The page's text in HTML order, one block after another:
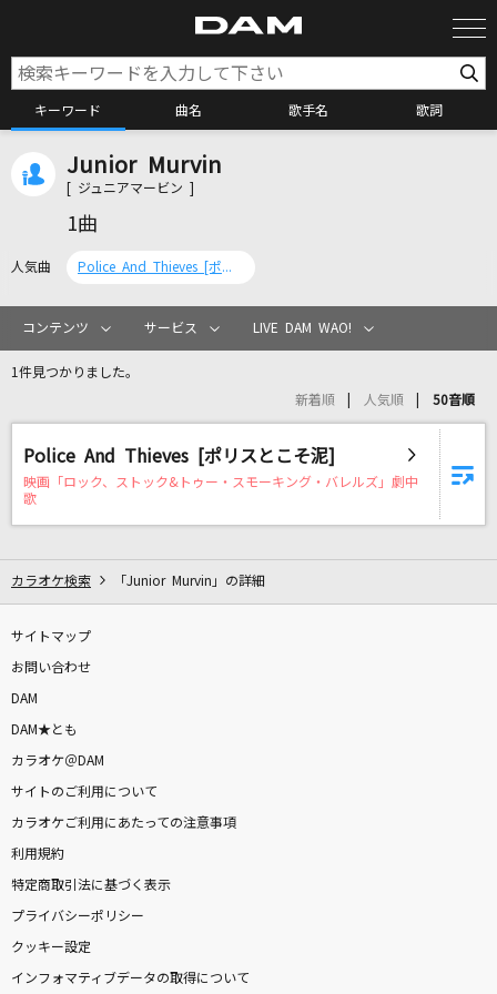
キーワード 曲名 歌手名 歌詞
カラオケ検索
カラオケリクエスト
リアルタイムで歌われている曲の一覧
桜
ワールドイズマイン
Lost love song
Hilcrhyme(ヒルクライム)
[生音]Tomorrow never knows
Mr.Children
vivi
[生音]歌うたいのバラッド
斉藤和義
Junior Murvin
[ ジュニアマービン ]
1曲
人気曲 Police And Thieves [ポリスとこそ泥]
コンテンツ サービス LIVE DAM WAO!
1件見つかりました。
新着順 人気順 50音順
Police And Thieves [ポリスとこそ泥]
映画「ロック、ストック&トゥー・スモーキング・バレルズ」劇中
歌
カラオケ検索 「Junior Murvin」の詳細
サイトマップ
お問い合わせ
DAM
DAM★とも
カラオケ＠DAM
サイトのご利用について
カラオケご利用にあたっての注意事項
利用規約
特定商取引法に基づく表示
プライバシーポリシー
クッキー設定
インフォマティブデータの取得について